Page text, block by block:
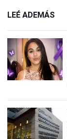
LEÉ ADEMÁS